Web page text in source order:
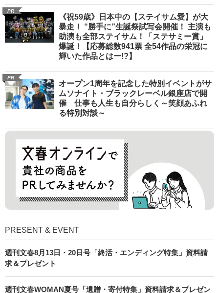
PR
《祝59歳》日本中の【ステイサム愛】が大
暴走！ “勝手に”生誕祭試写会開催！ 主演も
助演も全部ステイサム！「ステサミー賞」
爆誕！【応募総数941票 全54作品の栄冠に
輝いた作品とはー!?】
PR
オープン1周年を記念した特別イベントがサ
ムソナイト・ブラックレーベル銀座店で開
催 仕事も人生も自分らしく～笑顔あふれ
る特別対談～
PRESENT & EVENT
週刊文春8月13日・20日号「終活・エンディング特集」資料請
求＆プレゼント
週刊文春WOMAN夏号「遺贈・寄付特集」資料請求＆プレゼン